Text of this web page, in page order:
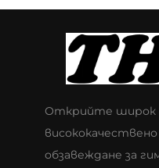
Открийте
обзавеждане за